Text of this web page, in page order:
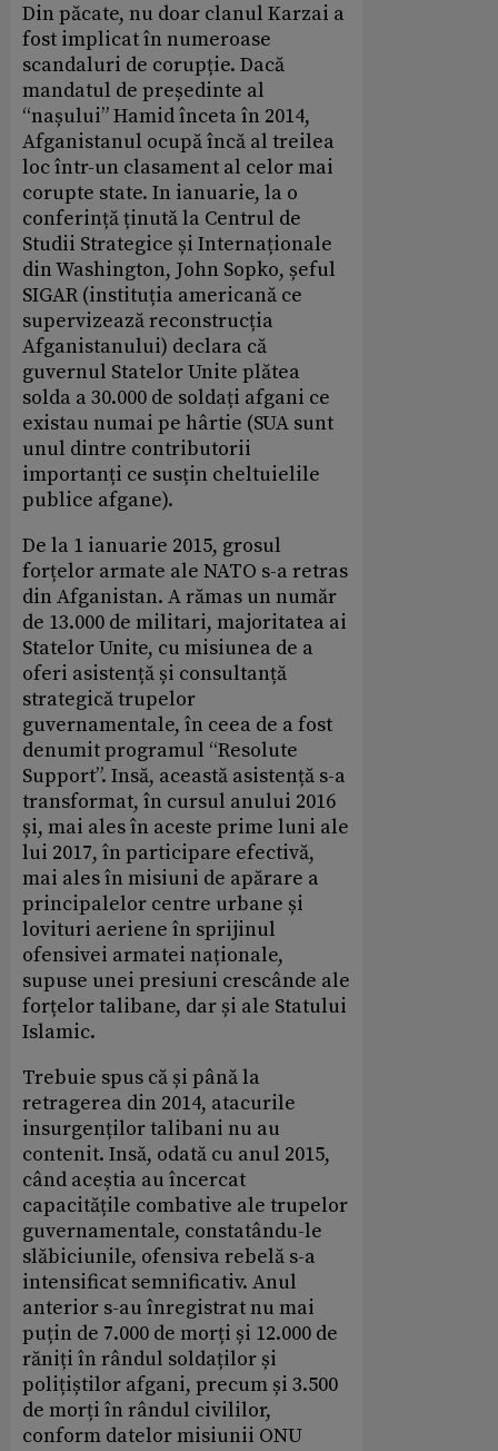
Din păcate, nu doar clanul Karzai a
fost implicat în numeroase
scandaluri de corupție. Dacă
mandatul de președinte al
“nașului” Hamid înceta în 2014,
Afganistanul ocupă încă al treilea
loc într-un clasament al celor mai
corupte state. In ianuarie, la o
conferință ținută la Centrul de
Studii Strategice și Internaționale
din Washington, John Sopko, șeful
SIGAR (instituția americană ce
supervizează reconstrucția
Afganistanului) declara că
guvernul Statelor Unite plătea
solda a 30.000 de soldați afgani ce
existau numai pe hârtie (SUA sunt
unul dintre contributorii
importanți ce susțin cheltuielile
publice afgane).
De la 1 ianuarie 2015, grosul
forțelor armate ale NATO s-a retras
din Afganistan. A rămas un număr
de 13.000 de militari, majoritatea ai
Statelor Unite, cu misiunea de a
oferi asistență și consultanță
strategică trupelor
guvernamentale, în ceea de a fost
denumit programul “Resolute
Support”. Insă, această asistență s-a
transformat, în cursul anului 2016
și, mai ales în aceste prime luni ale
lui 2017, în participare efectivă,
mai ales în misiuni de apărare a
principalelor centre urbane și
lovituri aeriene în sprijinul
ofensivei armatei naționale,
supuse unei presiuni crescânde ale
forțelor talibane, dar și ale Statului
Islamic.
Trebuie spus că și până la
retragerea din 2014, atacurile
insurgenților talibani nu au
contenit. Insă, odată cu anul 2015,
când aceștia au încercat
capacitățile combative ale trupelor
guvernamentale, constatându-le
slăbiciunile, ofensiva rebelă s-a
intensificat semnificativ. Anul
anterior s-au înregistrat nu mai
puțin de 7.000 de morți și 12.000 de
răniți în rândul soldaților și
polițiștilor afgani, precum și 3.500
de morți în rândul civililor,
conform datelor misiunii ONU